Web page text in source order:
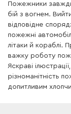
Пожежники
бій з вогнем.
відповідне
пожежні
літаки й кораблі.
важку роботу
Яскраві
різноманітність
допитливим